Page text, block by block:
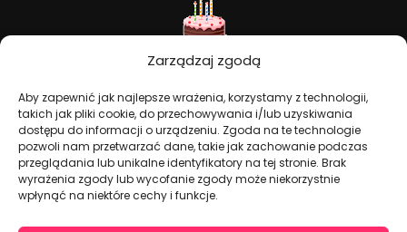
Zarządzaj zgodą
Aby zapewnić jak najlepsze wrażenia, korzystamy z technologii,
takich jak pliki cookie, do przechowywania i/lub uzyskiwania
dostępu do informacji o urządzeniu. Zgoda na te technologie
pozwoli nam przetwarzać dane, takie jak zachowanie podczas
przeglądania lub unikalne identyfikatory na tej stronie. Brak
wyrażenia zgody lub wycofanie zgody może niekorzystnie
wpłynąć na niektóre cechy i funkcje.
Dekoracje na torty i akcesoria imprezowe
KONTAKT I DANE FIRMOWE